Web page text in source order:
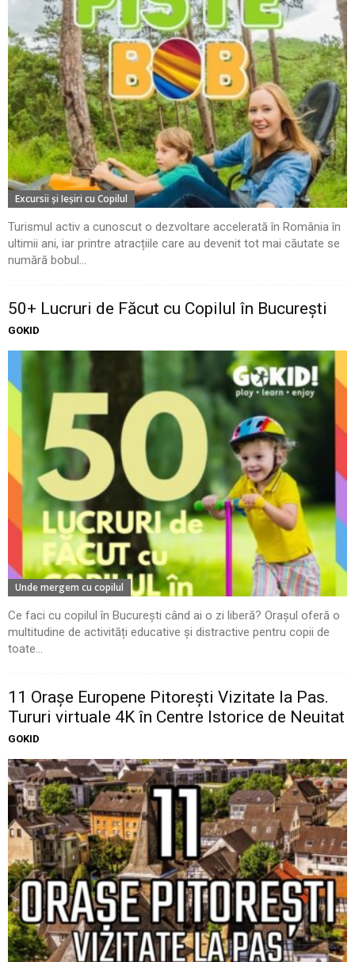
Excursii şi Ieşiri cu Copilul
Turismul activ a cunoscut o dezvoltare accelerată în România în
ultimii ani, iar printre atracțiile care au devenit tot mai căutate se
numără bobul...
50+ Lucruri de Făcut cu Copilul în București
GOKID
Unde mergem cu copilul
Ce faci cu copilul în București când ai o zi liberă? Orașul oferă o
multitudine de activități educative și distractive pentru copii de
toate...
11 Oraşe Europene Pitoreşti Vizitate la Pas.
Tururi virtuale 4K în Centre Istorice de Neuitat
GOKID